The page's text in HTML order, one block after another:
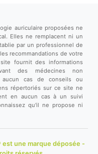
auriculaire proposées ne
Elles ne remplacent ni un
par un professionnel de
recommandations de votre
fournit des informations
des médecines non
cas de conseils ou
répertoriés sur ce site ne
en aucun cas à un suivi
qu'il ne propose ni
est une marque déposée -